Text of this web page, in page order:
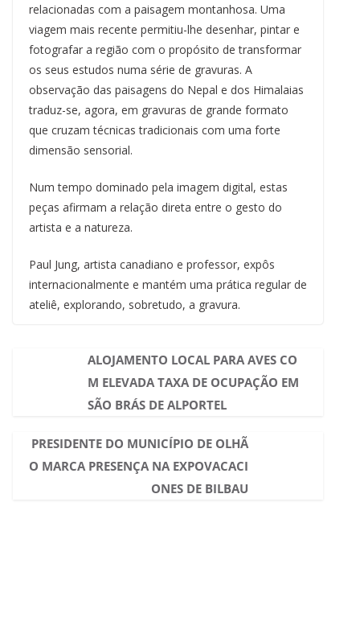
relacionadas com a paisagem montanhosa. Uma
viagem mais recente permitiu-lhe desenhar, pintar e
fotografar a região com o propósito de transformar
os seus estudos numa série de gravuras. A
observação das paisagens do Nepal e dos Himalaias
traduz-se, agora, em gravuras de grande formato
que cruzam técnicas tradicionais com uma forte
dimensão sensorial.
Num tempo dominado pela imagem digital, estas
peças afirmam a relação direta entre o gesto do
artista e a natureza.
Paul Jung, artista canadiano e professor, expôs
internacionalmente e mantém uma prática regular de
ateliê, explorando, sobretudo, a gravura.
ALOJAMENTO LOCAL PARA AVES CO
M ELEVADA TAXA DE OCUPAÇÃO EM
SÃO BRÁS DE ALPORTEL
PRESIDENTE DO MUNICÍPIO DE OLHÃ
O MARCA PRESENÇA NA EXPOVACACI
ONES DE BILBAU